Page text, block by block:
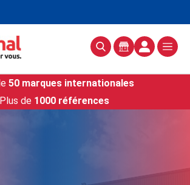
50 marques internationales
Plus de 1000 références